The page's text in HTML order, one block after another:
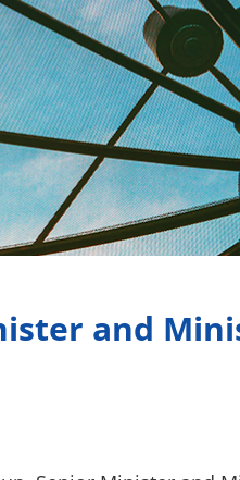
and